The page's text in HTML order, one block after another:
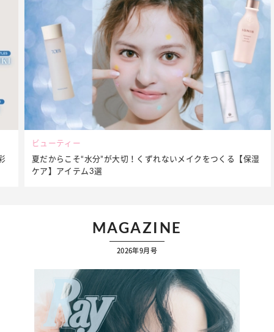
ビューティー
夏だからこそ“水分”が大切！くずれないメイクをつくる【保湿
ケア】アイテム3選
MAGAZINE
2026年9月号